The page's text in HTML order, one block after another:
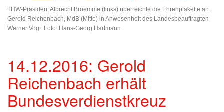
THW-Präsident Albrecht Broemme (links) überreichte die Ehrenplakette an
Gerold Reichenbach, MdB (Mitte) in Anwesenheit des Landesbeauftragten
Werner Vogt. Foto: Hans-Georg Hartmann
14.12.2016: Gerold
Reichenbach erhält
Bundesverdienstkreuz